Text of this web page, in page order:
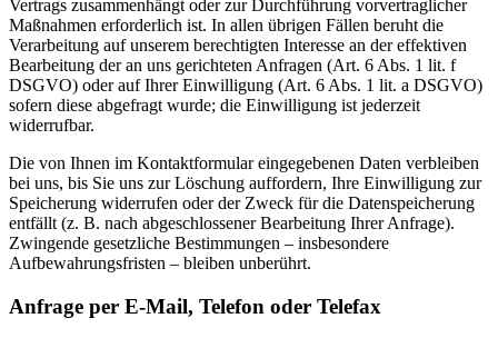
Vertrags zusammenhängt oder zur Durchführung vorvertraglicher
Maßnahmen erforderlich ist. In allen übrigen Fällen beruht die
Verarbeitung auf unserem berechtigten Interesse an der effektiven
Bearbeitung der an uns gerichteten Anfragen (Art. 6 Abs. 1 lit. f
DSGVO) oder auf Ihrer Einwilligung (Art. 6 Abs. 1 lit. a DSGVO)
sofern diese abgefragt wurde; die Einwilligung ist jederzeit
widerrufbar.
Die von Ihnen im Kontaktformular eingegebenen Daten verbleiben
bei uns, bis Sie uns zur Löschung auffordern, Ihre Einwilligung zur
Speicherung widerrufen oder der Zweck für die Datenspeicherung
entfällt (z. B. nach abgeschlossener Bearbeitung Ihrer Anfrage).
Zwingende gesetzliche Bestimmungen – insbesondere
Aufbewahrungsfristen – bleiben unberührt.
Anfrage per E-Mail, Telefon oder Telefax